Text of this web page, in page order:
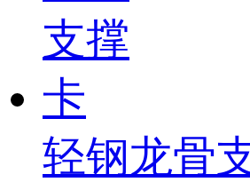
轻钢龙骨